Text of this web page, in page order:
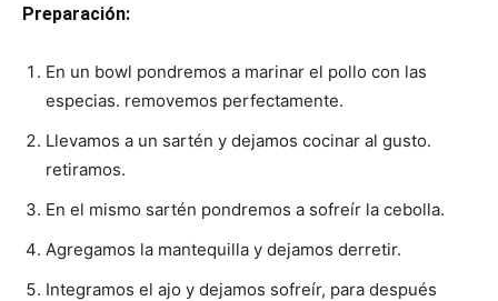
Preparación:
En un bowl pondremos a marinar el pollo con las
especias. removemos perfectamente.
Llevamos a un sartén y dejamos cocinar al gusto.
retiramos.
En el mismo sartén pondremos a sofreír la cebolla.
Agregamos la mantequilla y dejamos derretir.
Integramos el ajo y dejamos sofreír, para después